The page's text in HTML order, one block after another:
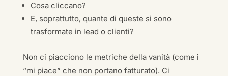
Cosa cliccano?
E, soprattutto, quante di queste si sono
trasformate in lead o clienti?
Non ci piacciono le metriche della vanità (come i
“mi piace” che non portano fatturato). Ci